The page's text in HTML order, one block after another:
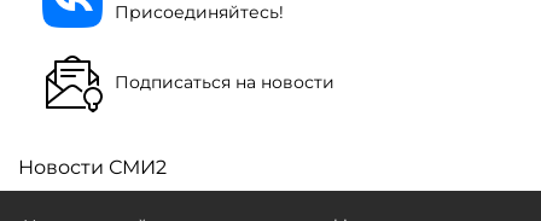
Присоединяйтесь!
Подписаться на новости
Новости СМИ2